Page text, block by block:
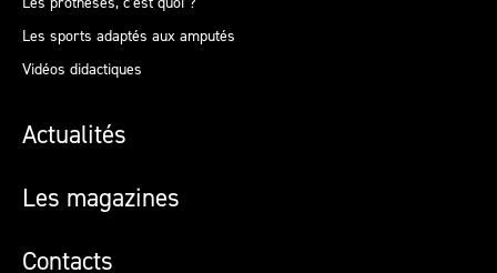
Les sports adaptés aux amputés
Vidéos didactiques
Actualités
Les magazines
Contacts